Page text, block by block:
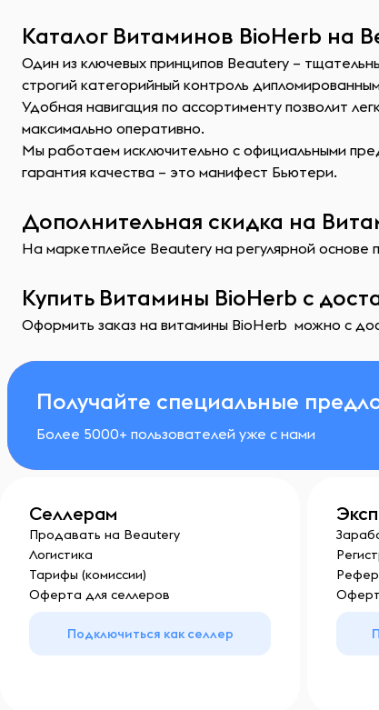
Каталог Витаминов BioHerb на
Один из ключевых принципов Beautery –
строгий категорийный контроль
Удобная навигация по ассортименту позволит
максимально оперативно.
Мы работаем исключительно с официальными
гарантия качества – это манифест Бьютери.
Дополнительная скидка на
На маркетплейсе Beautery на регулярной основе
Купить Витамины BioHerb с
Оформить заказ на витамины BioHerb можно с
Получайте специальные
Более 5000+ пользователей уже с нами
Селлерам
Продавать на Beautery
Логистика
Тарифы (комиссии)
Оферта для селлеров
Подключиться как селлер